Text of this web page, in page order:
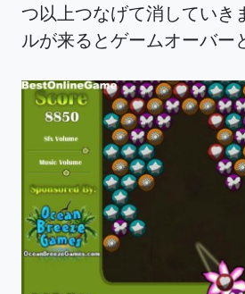
つ以上つなげて消していき
ルが来るとゲームオーバー